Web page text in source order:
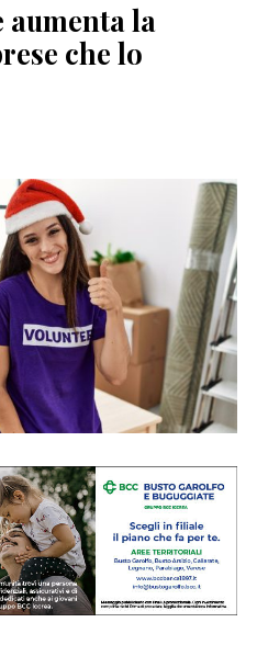
aumenta la
che lo